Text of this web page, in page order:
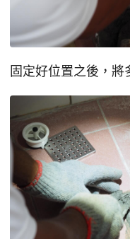
固定好位置之後，將